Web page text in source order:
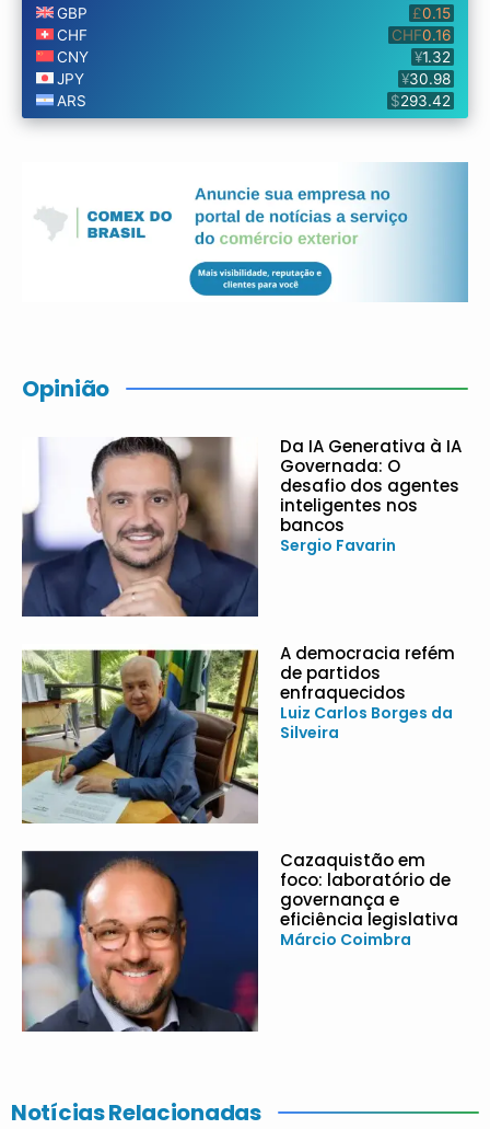
Opinião
Da IA Generativa à IA
Governada: O
desafio dos agentes
inteligentes nos
bancos
Sergio Favarin
A democracia refém
de partidos
enfraquecidos
Luiz Carlos Borges da
Silveira
Cazaquistão em
foco: laboratório de
governança e
eficiência legislativa
Márcio Coimbra
Notícias Relacionadas